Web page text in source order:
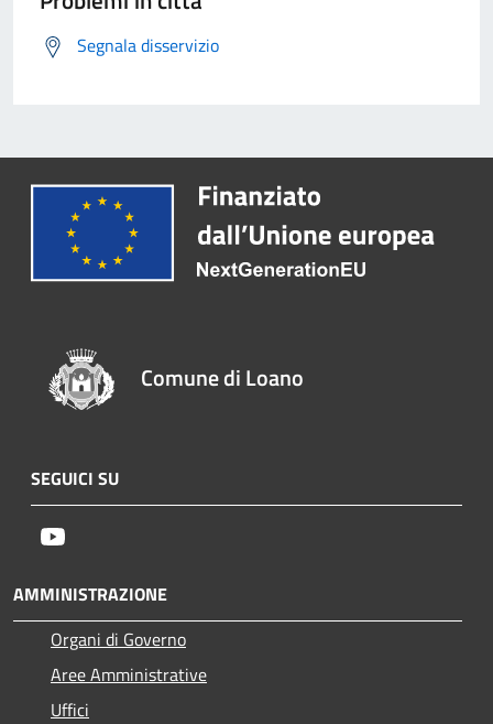
Segnala disservizio
Comune di Loano
SEGUICI SU
AMMINISTRAZIONE
Organi di Governo
Aree Amministrative
Uffici